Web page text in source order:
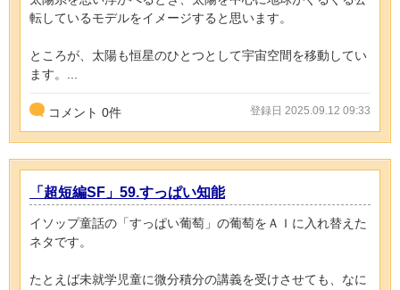
転しているモデルをイメージすると思います。
ところが、太陽も恒星のひとつとして宇宙空間を移動してい
ます。...
コメント 0件 登録日 2025.09.12 09:33
「超短編SF」59.すっぱい知能
イソップ童話の「すっぱい葡萄」の葡萄をＡＩに入れ替えた
ネタです。
たとえば未就学児童に微分積分の講義を受けさせても、なに